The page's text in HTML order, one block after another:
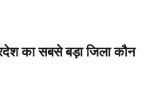
का सबसे बड़ा जिला कौन